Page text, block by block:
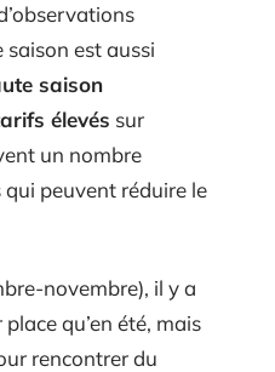
est aussi
saison
élevés sur
un nombre
peuvent réduire le
novembre), il y a
qu’en été, mais
rencontrer du